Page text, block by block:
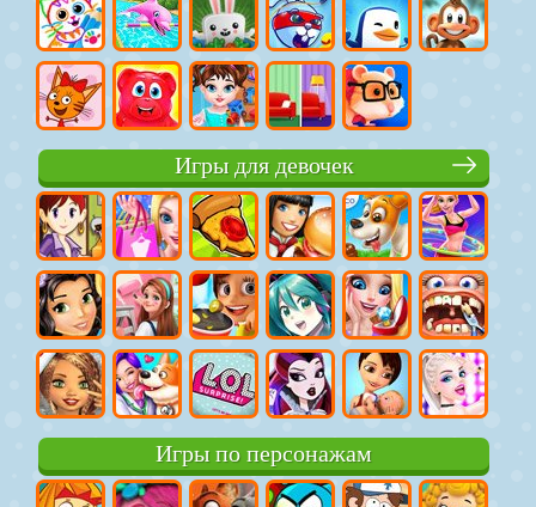
Игры для девочек
Игры по персонажам